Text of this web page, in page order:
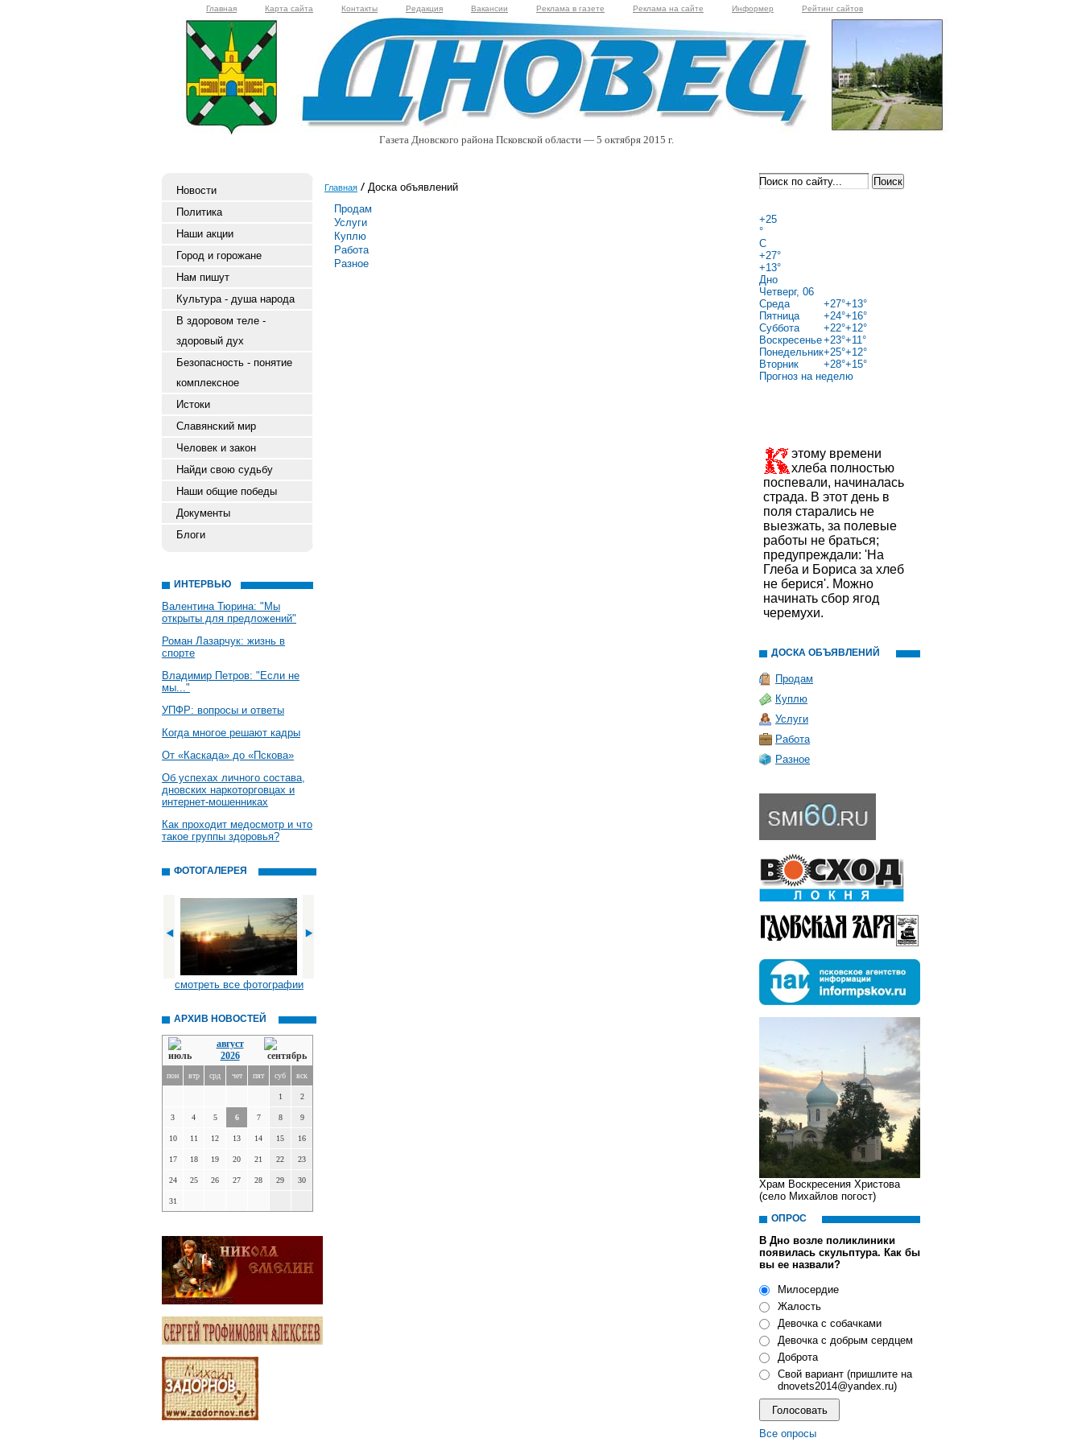
Главная Карта сайта Контакты Редакция Вакансии Реклама в газете Реклама на сайте Информер Рейтинг сайтов
Газета Дновского района Псковской области — 5 октября 2015 г.
Новости
Политика
Наши акции
Город и горожане
Нам пишут
Культура - душа народа
В здоровом теле -
здоровый дух
Безопасность - понятие
комплексное
Истоки
Славянский мир
Человек и закон
Найди свою судьбу
Наши общие победы
Документы
Блоги
ИНТЕРВЬЮ
Валентина Тюрина: "Мы
открыты для предложений"
Роман Лазарчук: жизнь в
спорте
Владимир Петров: "Если не
мы..."
УПФР: вопросы и ответы
Когда многое решают кадры
От «Каскада» до «Пскова»
Об успехах личного состава,
дновских наркоторговцах и
интернет-мошенниках
Как проходит медосмотр и что
такое группы здоровья?
ФОТОГАЛЕРЕЯ
смотреть все фотографии
АРХИВ НОВОСТЕЙ
август
2026
пон втр срд чет пят суб вск
1 2
3 4 5 6 7 8 9
10 11 12 13 14 15 16
17 18 19 20 21 22 23
24 25 26 27 28 29 30
31
Главная
Доска объявлений
Продам
Услуги
Куплю
Работа
Разное
+25
°
C
+27°
+13°
Дно
Четверг, 06
Среда
+27°+13°
Пятница
+24°+16°
Суббота
+22°+12°
Воскресенье+23°+11°
Понедельник+25°+12°
Вторник
+28°+15°
Прогноз на неделю
этому времени
хлеба полностью
поспевали, начиналась
страда. В этот день в
поля старались не
выезжать, за полевые
работы не браться;
предупреждали: 'На
Глеба и Бориса за хлеб
не берися'. Можно
начинать сбор ягод
черемухи.
ДОСКА ОБЪЯВЛЕНИЙ
Продам
Куплю
Услуги
Работа
Разное
Храм Воскресения Христова
(село Михайлов погост)
ОПРОС
В Дно возле поликлиники
появилась скульптура. Как бы
вы ее назвали?
Милосердие
Жалость
Девочка с собачками
Девочка с добрым сердцем
Доброта
Свой вариант (пришлите на
dnovets2014@yandex.ru)
Все опросы